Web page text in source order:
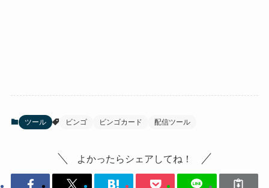
ツール ビンゴ ビンゴカード 配信ツール
よかったらシェアしてね！